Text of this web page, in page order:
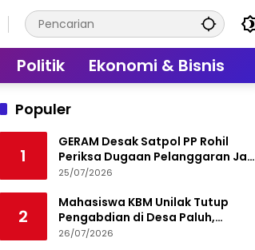
Politik Ekonomi & Bisnis
Populer
1
GERAM Desak Satpol PP Rohil
Periksa Dugaan Pelanggaran Jam
Operasional Hiburan Malam
25/07/2026
2
Mahasiswa KBM Unilak Tutup
Pengabdian di Desa Paluh,
Tinggalkan Jejak Edukasi Hukum
26/07/2026